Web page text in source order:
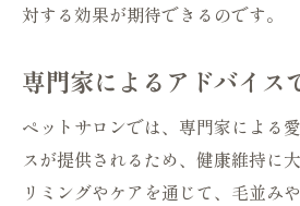
対する効果が期待できるのです。
専門家によるアドバイス
ペットサロンでは、専門家による
スが提供されるため、健康維持に
リミングやケアを通じて、毛並み